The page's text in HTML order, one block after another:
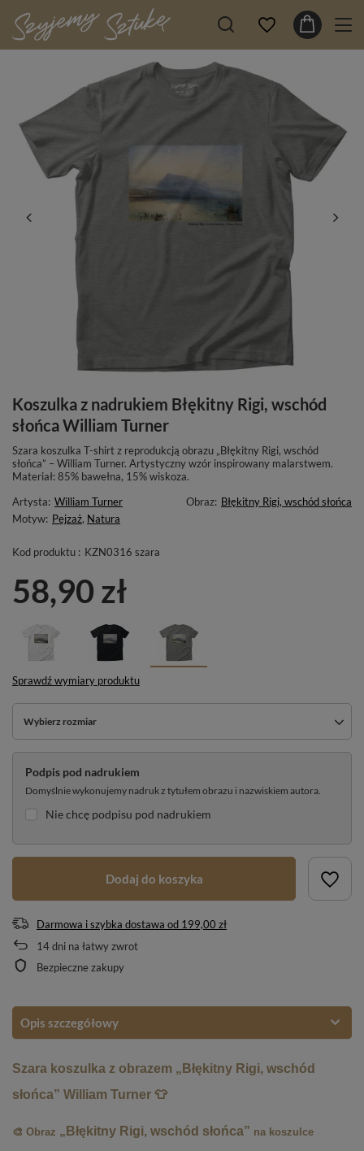
Koszulka z nadrukiem Błękitny Rigi, wschód
słońca William Turner
Szara koszulka T-shirt z reprodukcją obrazu „Błękitny Rigi, wschód
słońca” – William Turner. Artystyczny wzór inspirowany malarstwem.
Materiał: 85% bawełna, 15% wiskoza.
Artysta: William Turner Obraz: Błękitny Rigi, wschód słońca
Motyw: Pejzaż, Natura
Kod produktu : KZN0316 szara
58,90 zł
Sprawdź wymiary produktu
Wybierz rozmiar
Podpis pod nadrukiem
Domyślnie wykonujemy nadruk z tytułem obrazu i nazwiskiem autora.
Nie chcę podpisu pod nadrukiem
Dodaj do koszyka
Darmowa i szybka dostawa od 199,00 zł
14dni na łatwy zwrot
Bezpieczne zakupy
Opis szczegółowy
Szara koszulka z obrazem „Błękitny Rigi, wschód
słońca” William Turner 👕
🎨 Obraz „Błękitny Rigi, wschód słońca” na koszulce